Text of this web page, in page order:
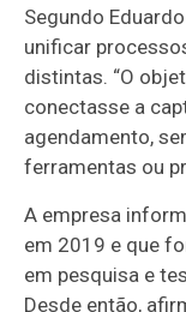
Segundo
unificar
distintas. “O
conectasse a
agendamento,
ferramentas ou
A empresa
em 2019 e que
em pesquisa e
Desde então,